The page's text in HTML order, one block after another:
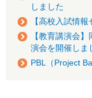
しました
【高校入試情
【教育講演会
演会を開催しま
PBL（Project